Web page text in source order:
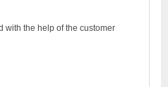
with the help of the customer